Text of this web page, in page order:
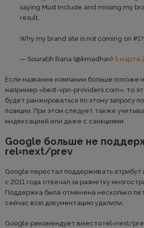
saying Must Include and missing my
result.
Why my brand site is not coming on #1?
— Sourabh Rana (@kmadhav) 5 марта
Если название компании больше похоже
например «best-vpn-providers.com», то
будет ранжироваться по этому запросу
позиции. При этом следует также
индексацией или даже с санкциями.
Google больше не
rel=next/prev
Google перестал поддерживать
с 2011 года отвечал за разметку
Поддержка была отменена несколько
сейчас всю документацию удалили.
Google рекомендует вместо rel=next/